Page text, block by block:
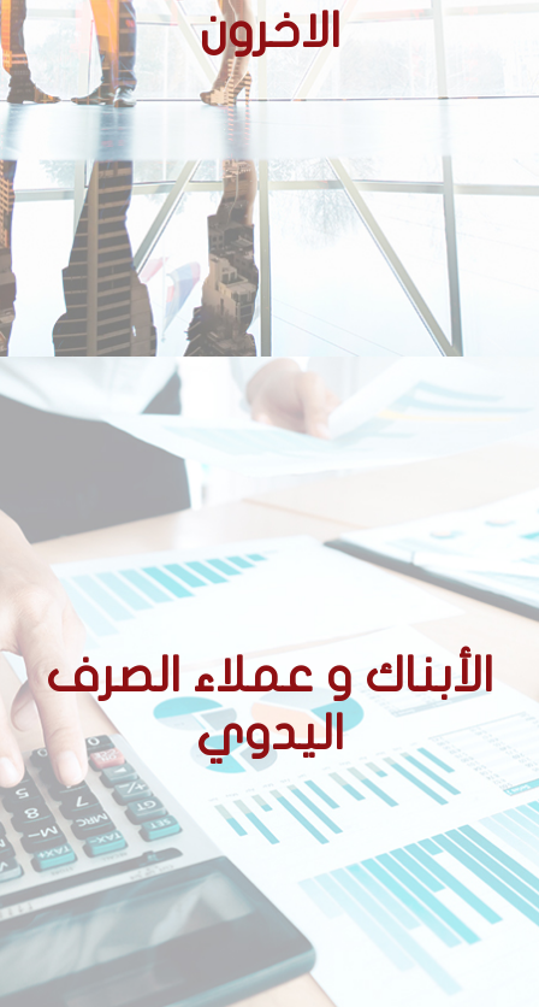
الاخرون
الشركات الحائزة على عقود
الأبناك و عملاء الصرف
اليدوي
الأحكام التنظيمية المتعلقة
بالوسطاء المعتمدين
ممارسة نشاط الصرف اليدوي